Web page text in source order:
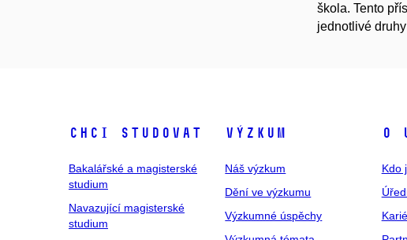
škola. Tento
jednotlivé
Chci studovat
Bakalářské a magisterské
studium
Navazující magisterské
studium
Výzkum
Náš výzkum
Dění ve výzkumu
Výzkumné úspěchy
O
Kdo